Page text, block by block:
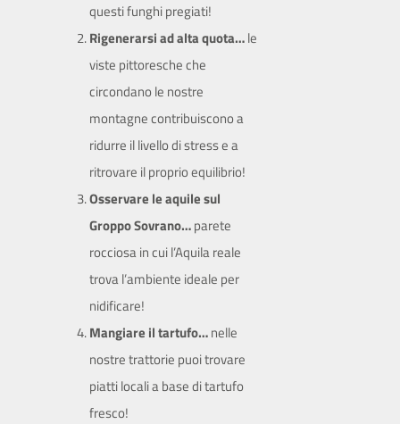
questi funghi pregiati!
Rigenerarsi ad alta quota…le
viste pittoresche che
circondano le nostre
montagne contribuiscono a
ridurre il livello di stress e a
ritrovare il proprio equilibrio!
Osservare le aquile sul
Groppo Sovrano…parete
rocciosa in cui l’Aquila reale
trova l’ambiente ideale per
nidificare!
Mangiare il tartufo…nelle
nostre trattorie puoi trovare
piatti locali a base di tartufo
fresco!